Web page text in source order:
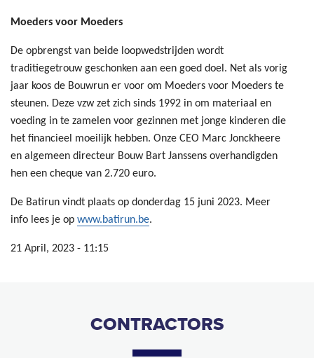
Moeders voor Moeders
De opbrengst van beide loopwedstrijden wordt
traditiegetrouw geschonken aan een goed doel. Net als vorig
jaar koos de Bouwrun er voor om Moeders voor Moeders te
steunen. Deze vzw zet zich sinds 1992 in om materiaal en
voeding in te zamelen voor gezinnen met jonge kinderen die
het financieel moeilijk hebben. Onze CEO Marc Jonckheere
en algemeen directeur Bouw Bart Janssens overhandigden
hen een cheque van 2.720 euro.
De Batirun vindt plaats op donderdag 15 juni 2023. Meer
info lees je op www.batirun.be.
21 April, 2023 - 11:15
CONTRACTORS